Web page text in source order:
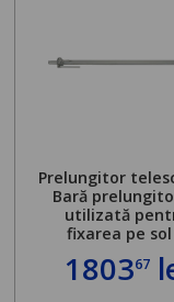
Prelungitor
Bară
utilizată
fixarea pe sol
găurit în
180367